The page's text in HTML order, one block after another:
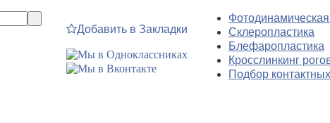
Добавить в Закладки
Склеропластика
Блефаропластика
Кросслинкинг
Подбор